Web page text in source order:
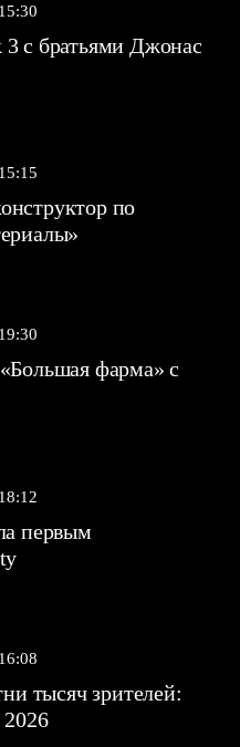
с братьями Джонас
по
фарма» с
первым
тысяч зрителей: